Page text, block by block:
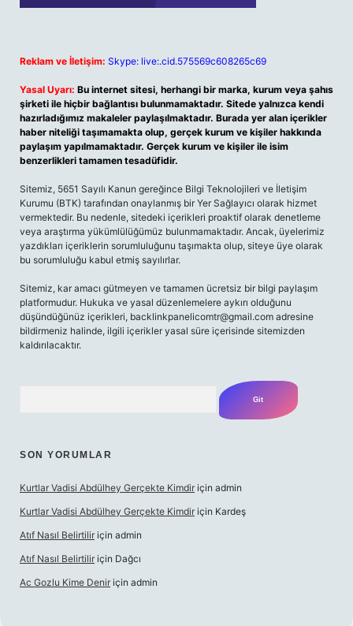
Reklam ve İletişim: Skype: live:.cid.575569c608265c69
Yasal Uyarı: Bu internet sitesi, herhangi bir marka, kurum veya şahıs
şirketi ile hiçbir bağlantısı bulunmamaktadır. Sitede yalnızca kendi
hazırladığımız makaleler paylaşılmaktadır. Burada yer alan içerikler
haber niteliği taşımamakta olup, gerçek kurum ve kişiler hakkında
paylaşım yapılmamaktadır. Gerçek kurum ve kişiler ile isim
benzerlikleri tamamen tesadüfidir.
Sitemiz, 5651 Sayılı Kanun gereğince Bilgi Teknolojileri ve İletişim
Kurumu (BTK) tarafından onaylanmış bir Yer Sağlayıcı olarak hizmet
vermektedir. Bu nedenle, sitedeki içerikleri proaktif olarak denetleme
veya araştırma yükümlülüğümüz bulunmamaktadır. Ancak, üyelerimiz
yazdıkları içeriklerin sorumluluğunu taşımakta olup, siteye üye olarak
bu sorumluluğu kabul etmiş sayılırlar.
Sitemiz, kar amacı gütmeyen ve tamamen ücretsiz bir bilgi paylaşım
platformudur. Hukuka ve yasal düzenlemelere aykırı olduğunu
düşündüğünüz içerikleri, backlinkpanelicomtr@gmail.com adresine
bildirmeniz halinde, ilgili içerikler yasal süre içerisinde sitemizden
kaldırılacaktır.
SON YORUMLAR
Kurtlar Vadisi Abdülhey Gerçekte Kimdir için admin
Kurtlar Vadisi Abdülhey Gerçekte Kimdir için Kardeş
Atıf Nasıl Belirtilir için admin
Atıf Nasıl Belirtilir için Dağcı
Ac Gozlu Kime Denir için admin